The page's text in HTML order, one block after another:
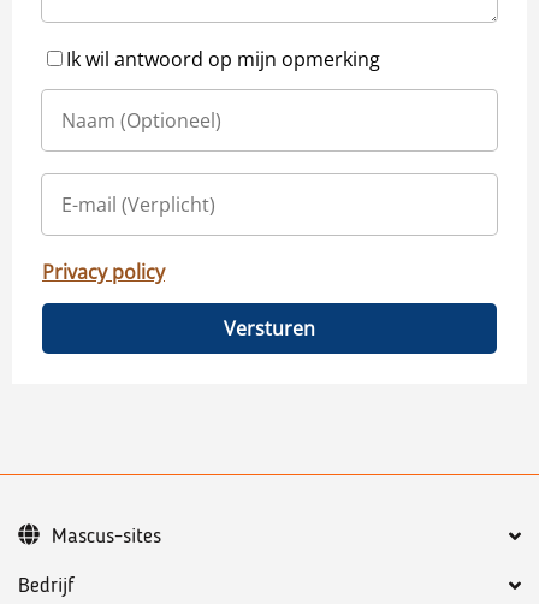
Ik wil antwoord op mijn opmerking
Privacy policy
Versturen
Bedrijf
Mascus-sites